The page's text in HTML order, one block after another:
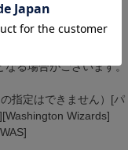
から順に発送します。
ん。
る場合がございます。
指定はできません）[パ
Wizards]